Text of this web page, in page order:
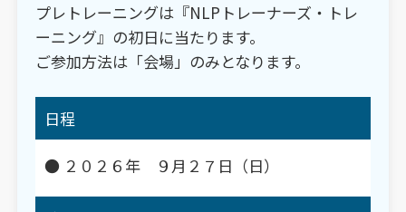
プレトレーニングは『NLPトレーナーズ・トレ
ーニング』の初日に当たります。
ご参加方法は「会場」のみとなります。
日程
● ２０２６年 ９月２７日（日）